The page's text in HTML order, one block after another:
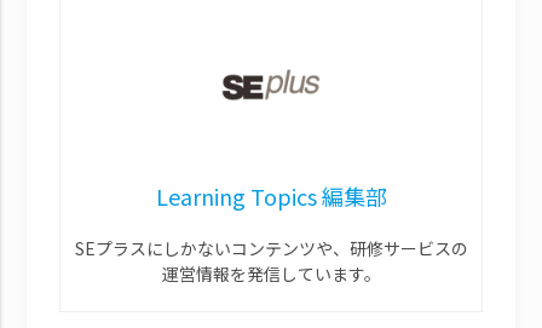
Learning Topics 編集部
SEプラスにしかないコンテンツや、研修サービスの
運営情報を発信しています。